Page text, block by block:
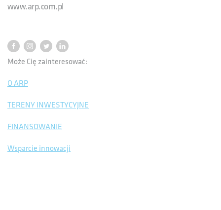
www.arp.com.pl
Może Cię zainteresować:
O ARP
TERENY INWESTYCYJNE
FINANSOWANIE
Wsparcie innowacji